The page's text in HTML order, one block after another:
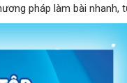
pháp làm bài nhanh,